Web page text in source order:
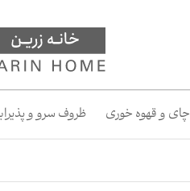
چای و قهوه خوری ظروف سرو و